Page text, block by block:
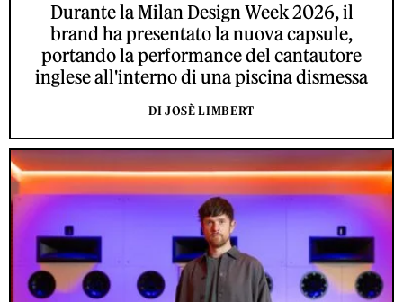
Durante la Milan Design Week 2026, il
brand ha presentato la nuova capsule,
portando la performance del cantautore
inglese all'interno di una piscina dismessa
DI JOSÈ LIMBERT